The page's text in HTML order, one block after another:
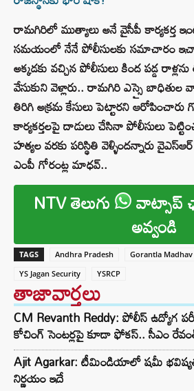
రామగిరిలో ముత్యాలు అనే వైసీపీ కార్యకర్త
సమయంలో నేనే పోలీసులకు సమాచారం
అక్కడకు వచ్చిన పోలీసులు కింద పడ్డ
వేసుకుని వెళ్లారు.. రామగిరి ఎస్సై బాధితుల
తిరిగి అక్రమ కేసులు పెట్టారని
కార్యకర్తలపై దాడులు చేసినా పోలీసులు
హత్యల వరకు పరిస్థితి వెళ్ళిందన్నారు
ఎంపీ గోరంట్ల మాధవ్..
NTV తెలుగు వాట్సాప్
అవ్వండి
TAGS Andhra Pradesh Gorantla Madhav
YS Jagan Security
YSRCP
తాజావార్తలు
CM Revanth Reddy: పోలీస్ ఉద్యోగ
కోచింగ్ సెంటర్లపై కూడా ఫోకస్.. సీఎం
Ajit Agarkar: టీమిండియాలో షమీ
నిర్ణయం ఇదే